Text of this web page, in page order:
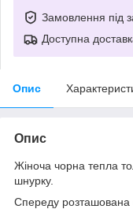
Замовлення під
Доступна
Опис
Опис
Жіноча чорна тепла
шнурку.
Спереду розташована